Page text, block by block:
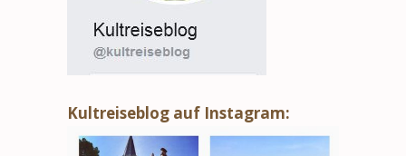
Kultreiseblog auf Instagram: